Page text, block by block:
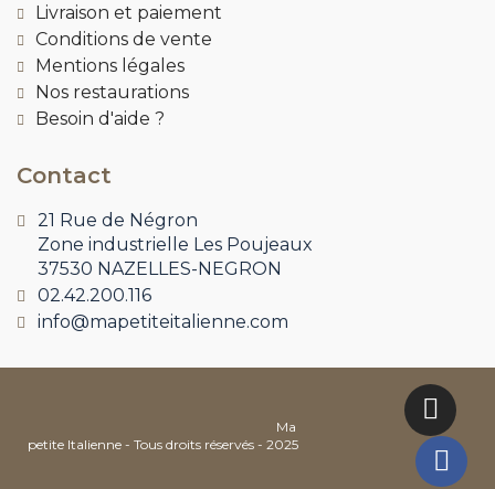
Livraison et paiement
Conditions de vente
Mentions légales
Nos restaurations
Besoin d'aide ?
Contact
21 Rue de Négron
Zone industrielle Les Poujeaux
37530 NAZELLES-NEGRON
02.42.200.116
info@mapetiteitalienne.com
Ma
petite Italienne - Tous droits réservés - 2025